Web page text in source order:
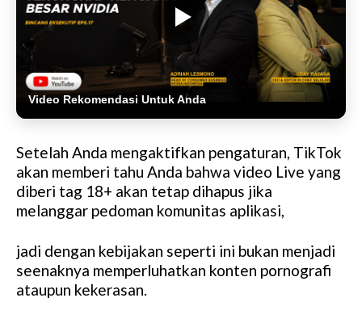
Video Rekomendasi Untuk Anda
Setelah Anda mengaktifkan pengaturan, TikTok
akan memberi tahu Anda bahwa video Live yang
diberi tag 18+ akan tetap dihapus jika
melanggar pedoman komunitas aplikasi,
jadi dengan kebijakan seperti ini bukan menjadi
seenaknya memperluhatkan konten pornografi
ataupun kekerasan.